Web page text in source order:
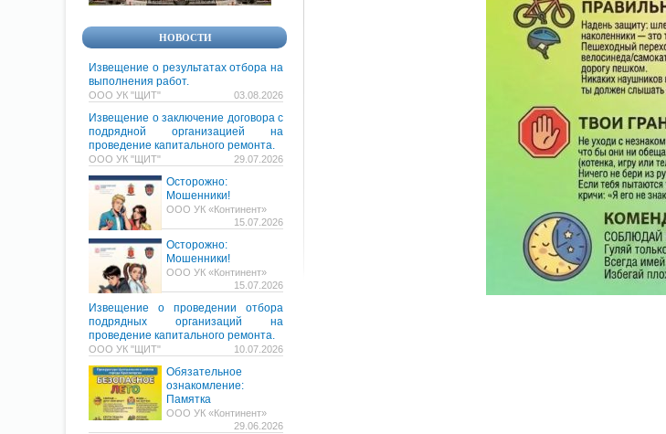
НОВОСТИ
Извещение о результатах отбора на
выполнения работ.
ООО УК "ЩИТ" 03.08.2026
Извещение о заключение договора с
подрядной организацией на
проведение капитального ремонта.
ООО УК "ЩИТ" 29.07.2026
Осторожно:
Мошенники!
ООО УК «Континент»
15.07.2026
Осторожно:
Мошенники!
ООО УК «Континент»
15.07.2026
Извещение о проведении отбора
подрядных организаций на
проведение капитального ремонта.
ООО УК "ЩИТ" 10.07.2026
Обязательное
ознакомление:
Памятка
ООО УК «Континент»
29.06.2026